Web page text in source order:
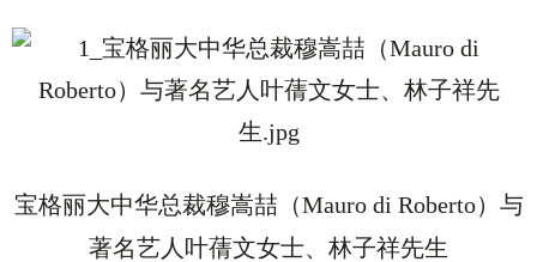
宝格丽大中华总裁穆嵩喆（Mauro di Roberto）与
著名艺人叶蒨文女士、林子祥先生